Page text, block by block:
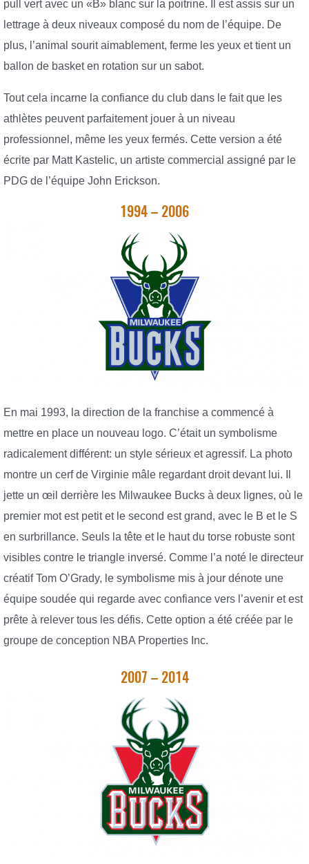
pull vert avec un «B» blanc sur la poitrine. Il est assis sur un
lettrage à deux niveaux composé du nom de l’équipe. De
plus, l’animal sourit aimablement, ferme les yeux et tient un
ballon de basket en rotation sur un sabot.
Tout cela incarne la confiance du club dans le fait que les
athlètes peuvent parfaitement jouer à un niveau
professionnel, même les yeux fermés. Cette version a été
écrite par Matt Kastelic, un artiste commercial assigné par le
PDG de l’équipe John Erickson.
1994 – 2006
En mai 1993, la direction de la franchise a commencé à
mettre en place un nouveau logo. C’était un symbolisme
radicalement différent: un style sérieux et agressif. La photo
montre un cerf de Virginie mâle regardant droit devant lui. Il
jette un œil derrière les Milwaukee Bucks à deux lignes, où le
premier mot est petit et le second est grand, avec le B et le S
en surbrillance. Seuls la tête et le haut du torse robuste sont
visibles contre le triangle inversé. Comme l’a noté le directeur
créatif Tom O’Grady, le symbolisme mis à jour dénote une
équipe soudée qui regarde avec confiance vers l’avenir et est
prête à relever tous les défis. Cette option a été créée par le
groupe de conception NBA Properties Inc.
2007 – 2014